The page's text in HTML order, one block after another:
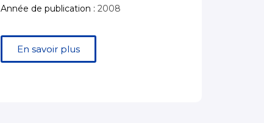
Année de publication : 2008
En savoir plus